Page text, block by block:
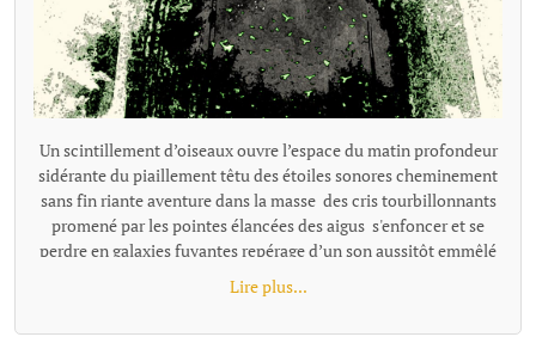
Un scintillement d’oiseaux ouvre l’espace du matin profondeur
sidérante du piaillement têtu des étoiles sonores cheminement
sans fin riante aventure dans la masse des cris tourbillonnants
promené par les pointes élancées des aigus s'enfoncer et se
perdre en galaxies fuyantes repérage d’un son aussitôt emmêlé
dans la prolixité d’une énergie joyeuse s’enfoncer jusqu'au cou
dans un pétillement bouche bée, souriante se noyer, emporté
Lire plus...